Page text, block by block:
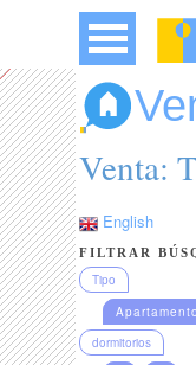
Venta:
English
FILTRAR
Tipo
dormitorios